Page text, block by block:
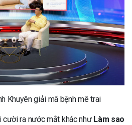
Khuyên giải mã bệnh mê trai
cười ra nước mắt khác như Làm sao